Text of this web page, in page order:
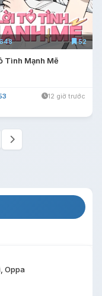
52
Tình Mạnh Mẽ
12 giờ trước
Oppa